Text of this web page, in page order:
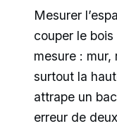
Mesurer
couper le
mesure :
surtout la
attrape un
erreur de